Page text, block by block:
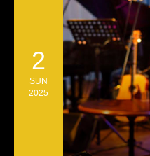
2
SUN
2025